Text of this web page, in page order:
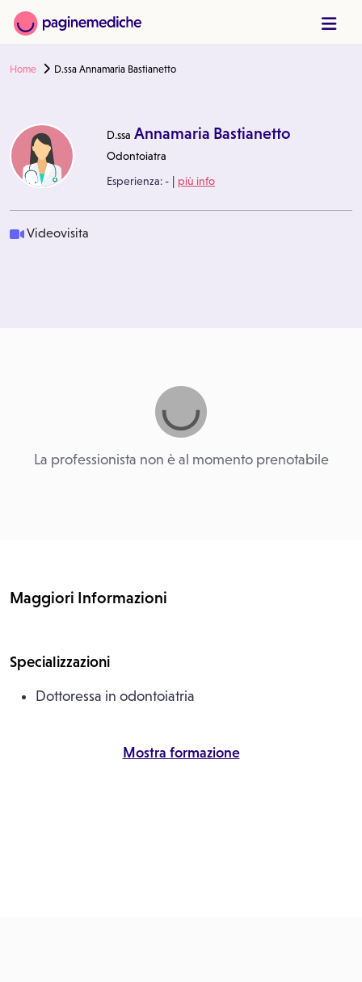
Home D.ssa Annamaria Bastianetto
D.ssa Annamaria Bastianetto
Odontoiatra
Esperienza:- | più info
Videovisita
La professionista non è al momento prenotabile
Maggiori Informazioni
Specializzazioni
Dottoressa in odontoiatria
Mostra formazione